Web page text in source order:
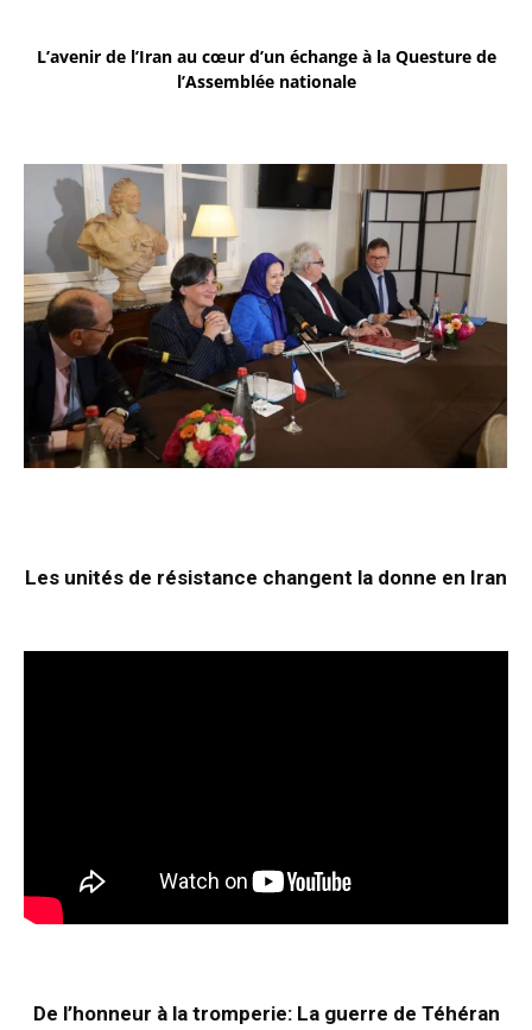
L’avenir de l’Iran au cœur d’un échange à la Questure de
l’Assemblée nationale
Les unités de résistance changent la donne en Iran
De l’honneur à la tromperie: La guerre de Téhéran